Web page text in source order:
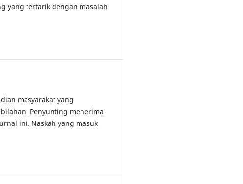
yang tertarik dengan masalah
masyarakat yang
Penyunting menerima
ini. Naskah yang masuk